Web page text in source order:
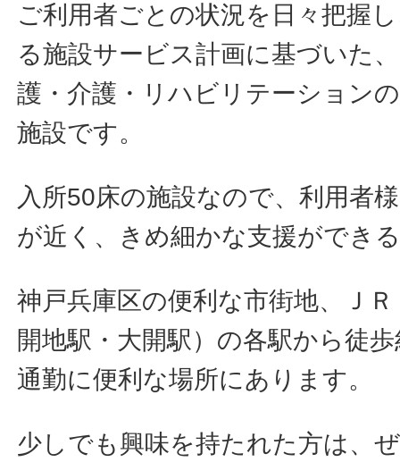
ご利用者ごとの状況を日々把握
る施設サービス計画に基づいた
護・介護・リハビリテーション
施設です。
入所50床の施設なので、利用者
が近く、きめ細かな支援ができ
神戸兵庫区の便利な市街地、Ｊ
開地駅・大開駅）の各駅から徒
通勤に便利な場所にあります。
少しでも興味を持たれた方は、